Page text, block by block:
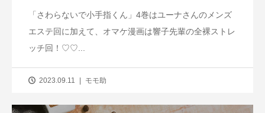
「さわらないで小手指くん」4巻はユーナさんのメンズ
エステ回に加えて、オマケ漫画は響子先輩の全裸ストレ
ッチ回！♡♡...
2023.09.11 モモ助